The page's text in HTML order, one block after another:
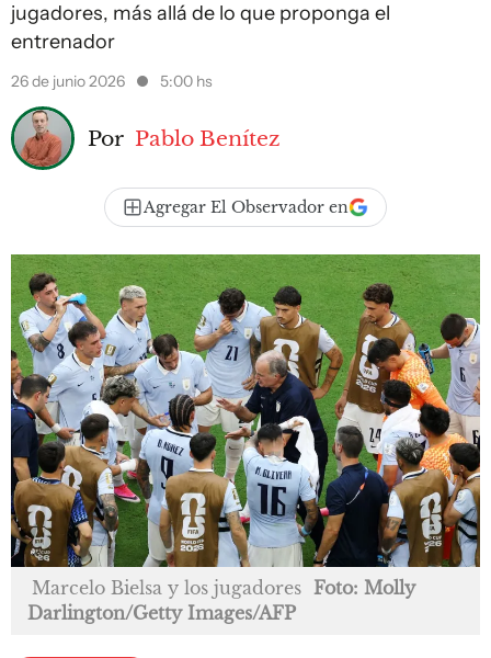
jugadores, más allá de lo que proponga el
entrenador
26 de junio 2026 5:00 hs
Por Pablo Benítez
Agregar El Observador en
Marcelo Bielsa y los jugadores Foto: Molly
Darlington/Getty Images/AFP